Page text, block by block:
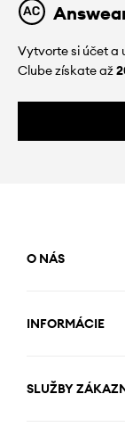
Vytvorte si účet a
Clube získate až
O NÁS
INFORMÁCIE
SLUŽBY